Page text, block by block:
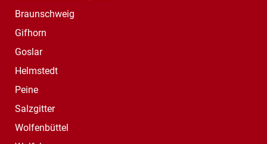
Braunschweig
Gifhorn
Goslar
Helmstedt
Peine
Salzgitter
Wolfenbüttel